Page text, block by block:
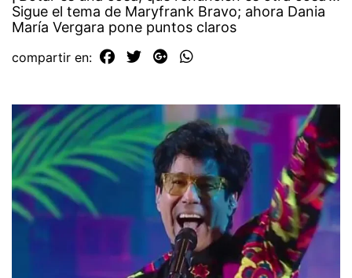
Sigue el tema de Maryfrank Bravo; ahora Dania
María Vergara pone puntos claros
compartir en: